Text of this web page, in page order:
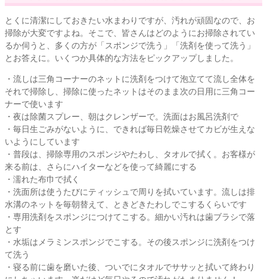
とくに清潔にしておきたい水まわりですが、汚れが頑固なので、お
掃除が大変ですよね。そこで、皆さんはどのようにお掃除されてい
るか伺うと、多くの方が「スポンジで洗う」「洗剤を使って洗う」
とお答えに。いくつか具体的な方法をピックアップしました。
・流しは三角コーナーのネットに洗剤をつけて泡立てて流し全体を
それで掃除し、掃除に使ったネットはそのまま次の日用に三角コー
ナーで使います
・夜は除菌スプレー、朝はクレンザーで。洗面はお風呂洗剤で
・毎日生ごみがないように、できれば毎日乾燥させてカビが生えな
いようにしています
・普段は、掃除専用のスポンジやたわし、タオルで拭く。お客様が
来る前は、さらにハイターなどを使って綺麗にする
・濡れた布巾で拭く
・洗面所は使うたびにティッシュで周りを拭いています。流しは排
水溝のネットを毎朝替えて、ときどきたわしでこするくらいです
・専用洗剤をスポンジにつけてこする。細かい汚れは歯ブラシで落
とす
・水垢はメラミンスポンジでこする。その後スポンジに洗剤をつけ
て洗う
・寝る前に歯を磨いた後、ついでにタオルでササッと拭いて終わり